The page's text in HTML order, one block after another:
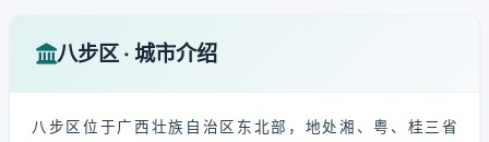
八步区 · 城市介绍
八步区位于广西壮族自治区东北部，地处湘、粤、桂三省